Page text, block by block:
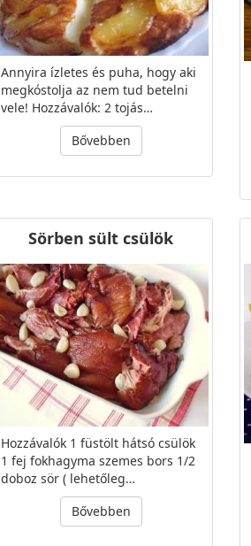
Annyira ízletes és puha, hogy aki
megkóstolja az nem tud betelni
vele! Hozzávalók: 2 tojás…
Bővebben
Sörben sült csülök
Hozzávalók 1 füstölt hátsó csülök
1 fej fokhagyma szemes bors 1/2
doboz sör ( lehetőleg…
Bővebben